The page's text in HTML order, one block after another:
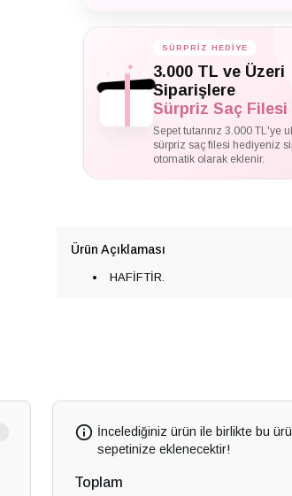
✦
✦
SÜRPRİZ HEDİYE
3.000 TL ve Üzeri
Siparişlere
Sürpriz Saç Filesi
Sepet tutarınız 3.000 TL'ye
sürpriz saç filesi hediyeniz
otomatik olarak eklenir.
Ürün Açıklaması
HAFİFTİR.
İncelediğiniz ürün ile birlikte bu
sepetinize eklenecektir!
Toplam